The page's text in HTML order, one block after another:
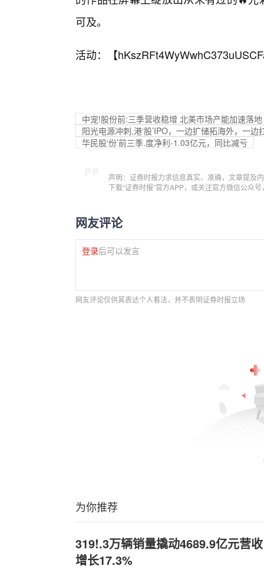
可及。
活动：【
中宠!股份前:三季营收稳增 北美市场产能加速落地
阳光电源冲刺,港‘股’IPO，一边扩储拓海外，一边
华民股‘份’前三季.度净利-1.03亿元，同比减亏
声明：证券时报力求信息真实、准确，文章提及
下载“证券时报”官方APP，或关注官方微信公众
网友评论
登录后可以发言
网友评论仅供其表达个人看法，并不表明证券时报立场
为你推荐
319!.3万辆销量撬动4689.9亿元营
增长17.3%